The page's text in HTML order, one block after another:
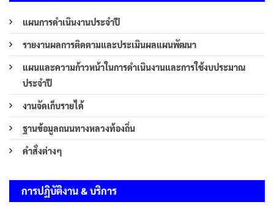
แผนการดำเนินงานประจำปี
รายงานผลการติดตามและประเมินผลแผนพัฒนา
แผนและความก้าวหน้าในการดำเนินงานและการใช้งบประมาณ
ประจำปี
งานจัดเก็บรายได้
ฐานข้อมูลถนนทางหลวงท้องถิ่น
คำสั่งต่างๆ
การปฏิบัติงาน & บริการ